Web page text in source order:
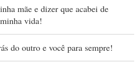
mãe e dizer que acabei de
vida!
do outro e você para sempre!